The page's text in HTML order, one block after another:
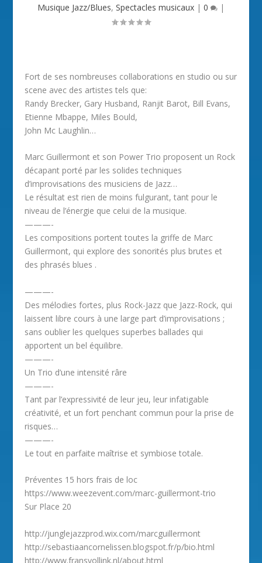
Musique Jazz/Blues, Spectacles musicaux | 0 |
Fort de ses nombreuses collaborations en studio ou sur
scene avec des artistes tels que:
Randy Brecker, Gary Husband, Ranjit Barot, Bill Evans,
Etienne Mbappe, Miles Bould,
John Mc Laughlin…
Marc Guillermont et son Power Trio proposent un Rock
décapant porté par les solides techniques
d’improvisations des musiciens de Jazz…
Le résultat est rien de moins fulgurant, tant pour le
niveau de l’énergie que celui de la musique.
———-
Les compositions portent toutes la griffe de Marc
Guillermont, qui explore des sonorités plus brutes et
des phrasés blues .
———-
Des mélodies fortes, plus Rock-Jazz que Jazz-Rock, qui
laissent libre cours à une large part d’improvisations ;
sans oublier les quelques superbes ballades qui
apportent un bel équilibre.
———-
Un Trio d’une intensité râre
———-
Tant par l’expressivité de leur jeu, leur infatigable
créativité, et un fort penchant commun pour la prise de
risques…
———-
Le tout en parfaite maîtrise et symbiose totale.
Préventes 15 hors frais de loc
https://www.weezevent.com/marc-guillermont-trio
Sur Place 20
http://junglejazzprod.wix.com/marcguillermont
http://sebastiaancornelissen.blogspot.fr/p/bio.html
http://www.fransvollink.nl/about.html